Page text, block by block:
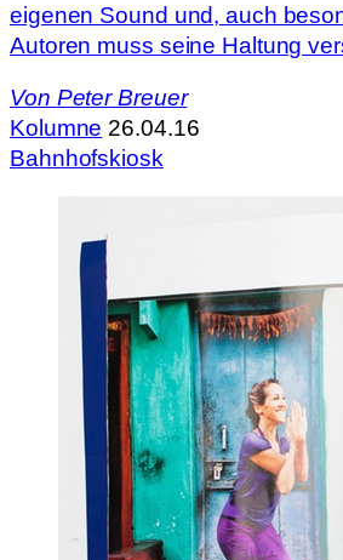
eigenen Sound und, auch
Autoren muss seine Haltung
Von Peter Breuer
Kolumne 26.04.16
Bahnhofskiosk